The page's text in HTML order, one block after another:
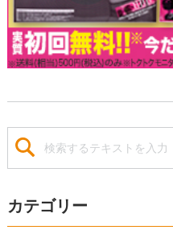
カテゴリー